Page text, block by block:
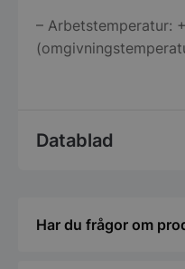
– Arbetstemperatur:
Datablad
Har du frågor om